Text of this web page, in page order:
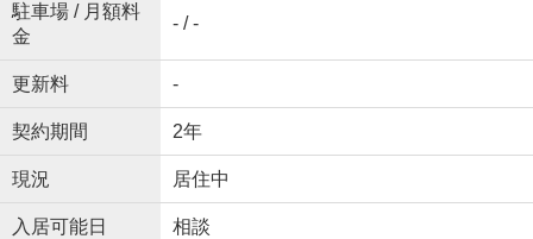
駐車場 / 月額料
金
- / -
更新料 -
契約期間 2年
現況 居住中
入居可能日 相談